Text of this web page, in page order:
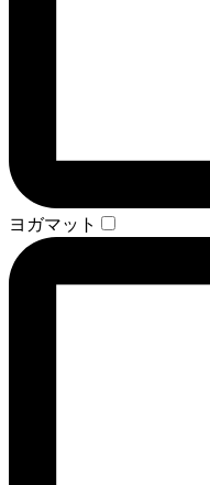
ヨガマット